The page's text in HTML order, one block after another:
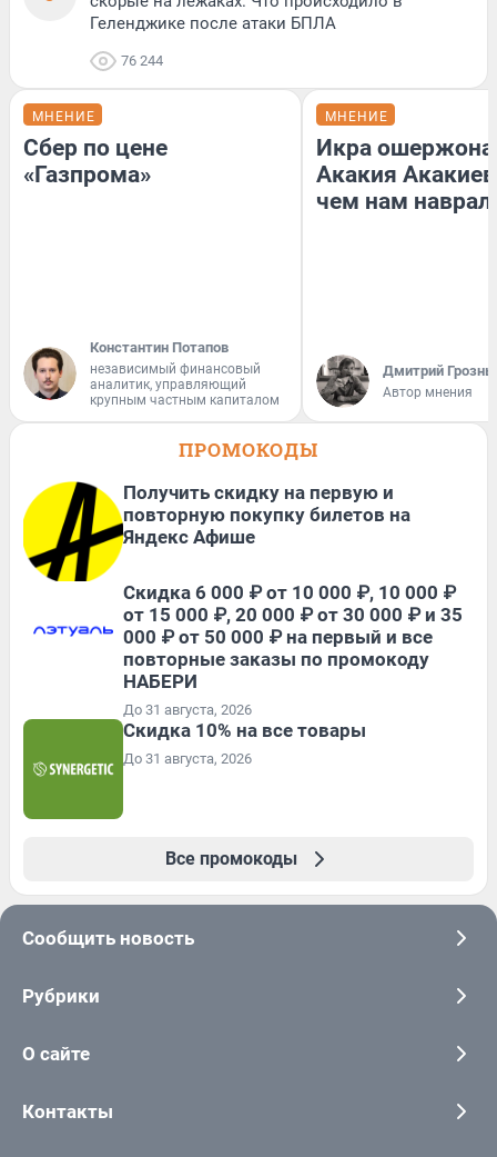
Геленджике после атаки БПЛА
76 244
МНЕНИЕ
Сбер по цене
«Газпрома»
Константин Потапов
независимый финансовый
аналитик, управляющий
крупным частным капиталом
МНЕНИЕ
Икра
Акакия
чем нам
Дмитрий
Автор мнения
ПРОМОКОДЫ
Получить скидку на первую и
повторную покупку билетов на
Яндекс Афише
Скидка 6 000 ₽ от 10 000 ₽, 10 000 ₽
от 15 000 ₽, 20 000 ₽ от 30 000 ₽ и 35
000 ₽ от 50 000 ₽ на первый и все
повторные заказы по промокоду
НАБЕРИ
До 31 августа, 2026
Скидка 10% на все товары
До 31 августа, 2026
Все промокоды
Сообщить новость
Рубрики
О сайте
Контакты